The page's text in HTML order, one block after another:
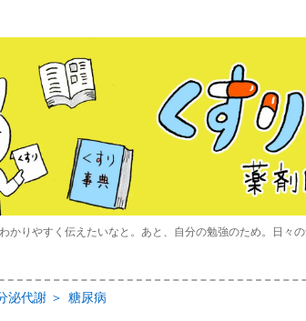
りやすく伝えたいなと。あと、自分の勉強のため。日々
泌代謝 ＞ 糖尿病